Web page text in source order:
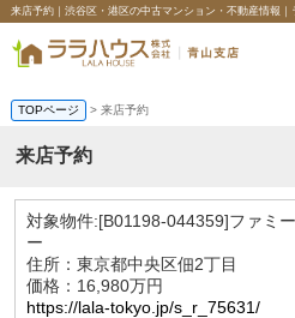
来店予約｜渋谷区・港区の中古マンション・不動産情報｜
TOPページ > 来店予約
来店予約
対象物件:[B01198-044359]ファミ
ー
住所：東京都中央区佃2丁目
価格：16,980万円
https://lala-tokyo.jp/s_r_75631/